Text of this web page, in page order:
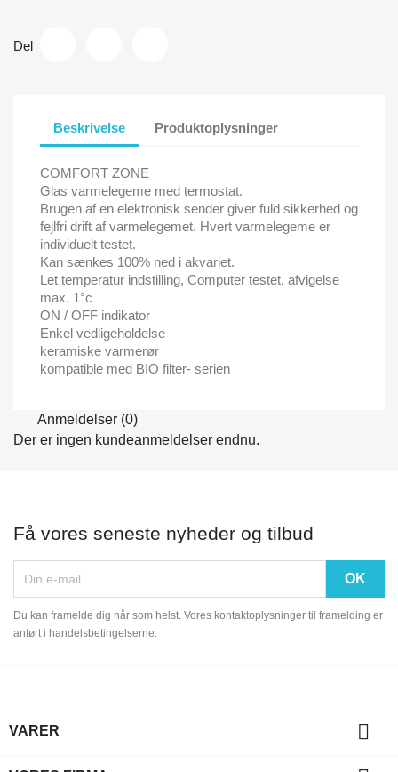
Del
Beskrivelse Produktoplysninger
COMFORT ZONE
Glas varmelegeme med termostat.
Brugen af en elektronisk sender giver fuld sikkerhed og
fejlfri drift af varmelegemet. Hvert varmelegeme er
individuelt testet.
Kan sænkes 100% ned i akvariet.
Let temperatur indstilling, Computer testet, afvigelse
max. 1°c
ON / OFF indikator
Enkel vedligeholdelse
keramiske varmerør
kompatible med BIO filter- serien
Anmeldelser (0)
Der er ingen kundeanmeldelser endnu.
Få vores seneste nyheder og tilbud
Du kan framelde dig når som helst. Vores kontaktoplysninger til framelding er
anført i handelsbetingelserne.
VARER 